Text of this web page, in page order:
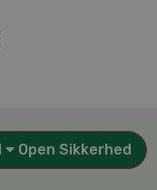
Open Sikkerhed